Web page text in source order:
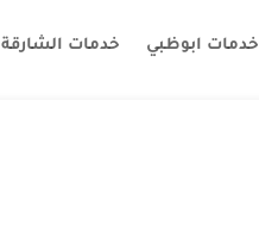
خدمات ابوظبي خدمات الشارقة